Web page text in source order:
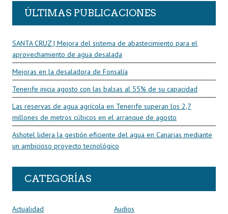
ÚLTIMAS PUBLICACIONES
SANTA CRUZ | Mejora del sistema de abastecimiento para el
aprovechamiento de agua desalada
Mejoras en la desaladora de Fonsalía
Tenerife inicia agosto con las balsas al 55% de su capacidad
Las reservas de agua agrícola en Tenerife superan los 2,7
millones de metros cúbicos en el arranque de agosto
Ashotel lidera la gestión eficiente del agua en Canarias mediante
un ambicioso proyecto tecnológico
CATEGORÍAS
Actualidad
Audios